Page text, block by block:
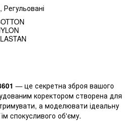
Регульовані
— це секретна зброя вашого
коректором створена для
а моделювати ідеальну
спокусливого об'єму.